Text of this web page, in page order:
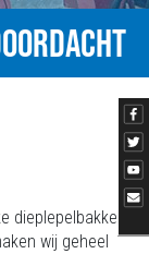
dieplepelbakken
wij geheel